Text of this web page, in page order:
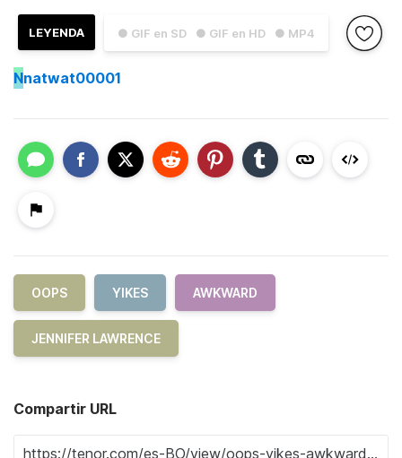
● GIF en SD ● GIF en HD ● MP4
LEYENDA
Nnatwat00001
OOPS YIKES AWKWARD
JENNIFER LAWRENCE
Compartir URL